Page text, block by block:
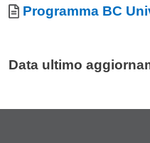
Documento
Programma BC
Data ultimo